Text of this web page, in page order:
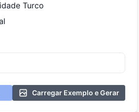
Turco
Carregar Exemplo e Gerar